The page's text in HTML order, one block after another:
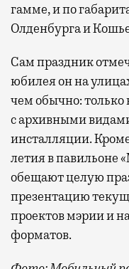
гамме, и по
Олденбурга и
Сам праздник
юбилея он на
чем обычно:
с архивными
инсталляции.
летия в павильоне
обещают целую
презентацию
проектов мэрии и
форматов.